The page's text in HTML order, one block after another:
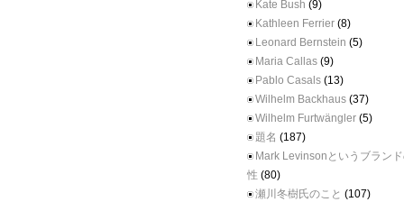
Kate Bush (9)
Kathleen Ferrier (8)
Leonard Bernstein (5)
Maria Callas (9)
Pablo Casals (13)
Wilhelm Backhaus (37)
Wilhelm Furtwängler (5)
題名 (187)
Mark Levinsonというブラン
性 (80)
瀬川冬樹氏のこと (107)